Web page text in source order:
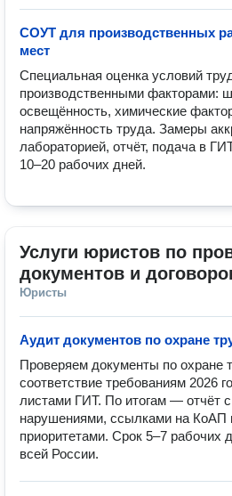
СОУТ для производственных
мест
Специальная оценка условий
производственными факторами:
освещённость, химические
напряжённость труда. Замеры
лабораторией, отчёт, подача в
10–20 рабочих дней.
Услуги юристов по
документов и
Юристы
Аудит документов по охране
Проверяем документы по охране
соответствие требованиям 2026
листами ГИТ. По итогам — отчёт
нарушениями, ссылками на КоАП
приоритетами. Срок 5–7 рабочих
всей России.